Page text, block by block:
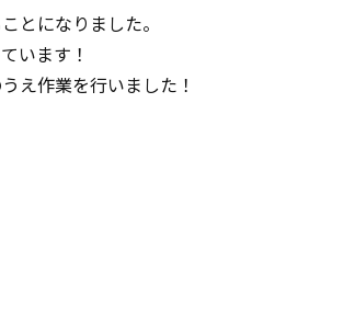
とになりました。
います！
え作業を行いました！